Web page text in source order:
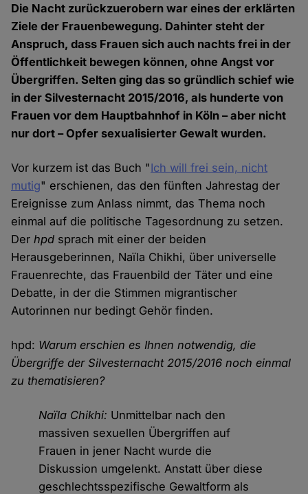
Die Nacht zurückzuerobern war eines der erklärten
Ziele der Frauenbewegung. Dahinter steht der
Anspruch, dass Frauen sich auch nachts frei in der
Öffentlichkeit bewegen können, ohne Angst vor
Übergriffen. Selten ging das so gründlich schief wie
in der Silvesternacht 2015/2016, als hunderte von
Frauen vor dem Hauptbahnhof in Köln – aber nicht
nur dort – Opfer sexualisierter Gewalt wurden.
Vor kurzem ist das Buch "Ich will frei sein, nicht
mutig" erschienen, das den fünften Jahrestag der
Ereignisse zum Anlass nimmt, das Thema noch
einmal auf die politische Tagesordnung zu setzen.
Derhpd sprach mit einer der beiden
Herausgeberinnen, Naïla Chikhi, über universelle
Frauenrechte, das Frauenbild der Täter und eine
Debatte, in der die Stimmen migrantischer
Autorinnen nur bedingt Gehör finden.
hpd: Warum erschien es Ihnen notwendig, die
Übergriffe der Silvesternacht 2015/2016 noch einmal
zu thematisieren?
Naïla Chikhi: Unmittelbar nach den
massiven sexuellen Übergriffen auf
Frauen in jener Nacht wurde die
Diskussion umgelenkt. Anstatt über diese
geschlechtsspezifische Gewaltform als